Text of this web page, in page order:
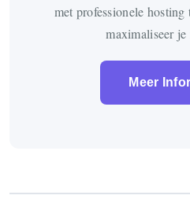
met professionele
maximaliseer je
Meer